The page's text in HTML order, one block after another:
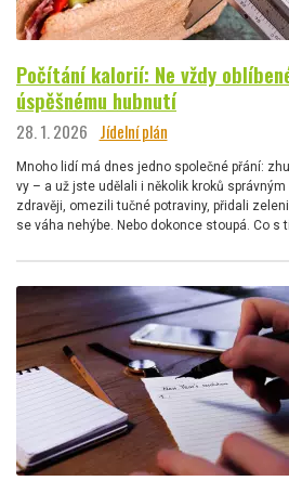
Počítání kalorií: Ne vždy
úspěšnému hubnutí
28. 1. 2026 Jídelní plán
Mnoho lidí má dnes jedno společné přání:
vy – a už jste udělali i několik kroků
zdravěji, omezili tučné potraviny, přidali
se váha nehýbe. Nebo dokonce stoupá. Co s